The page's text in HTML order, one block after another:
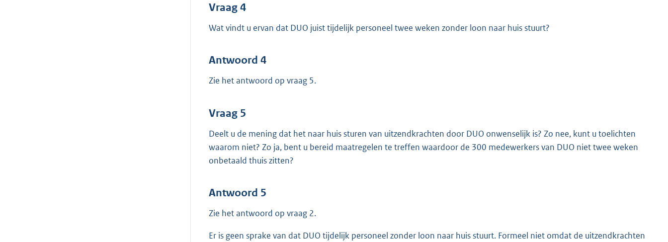
Vraag 4
Wat vindt u ervan dat DUO juist tijdelijk personeel twee weken zonder loon naar huis stuurt?
Antwoord 4
Zie het antwoord op vraag 5.
Vraag 5
Deelt u de mening dat het naar huis sturen van uitzendkrachten door DUO onwenselijk is? Zo nee, kunt u toelichten
waarom niet? Zo ja, bent u bereid maatregelen te treffen waardoor de 300 medewerkers van DUO niet twee weken
onbetaald thuis zitten?
Antwoord 5
Zie het antwoord op vraag 2.
Er is geen sprake van dat DUO tijdelijk personeel zonder loon naar huis stuurt. Formeel niet omdat de uitzendkrachten